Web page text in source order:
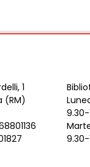
1
(RM)
9.30-
9.30-